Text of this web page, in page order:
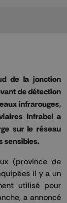
de la jonction
de détection
infrarouges,
Infrabel a
sur le réseau
sensibles.
(province de
il y a un
utilisé pour
a annoncé